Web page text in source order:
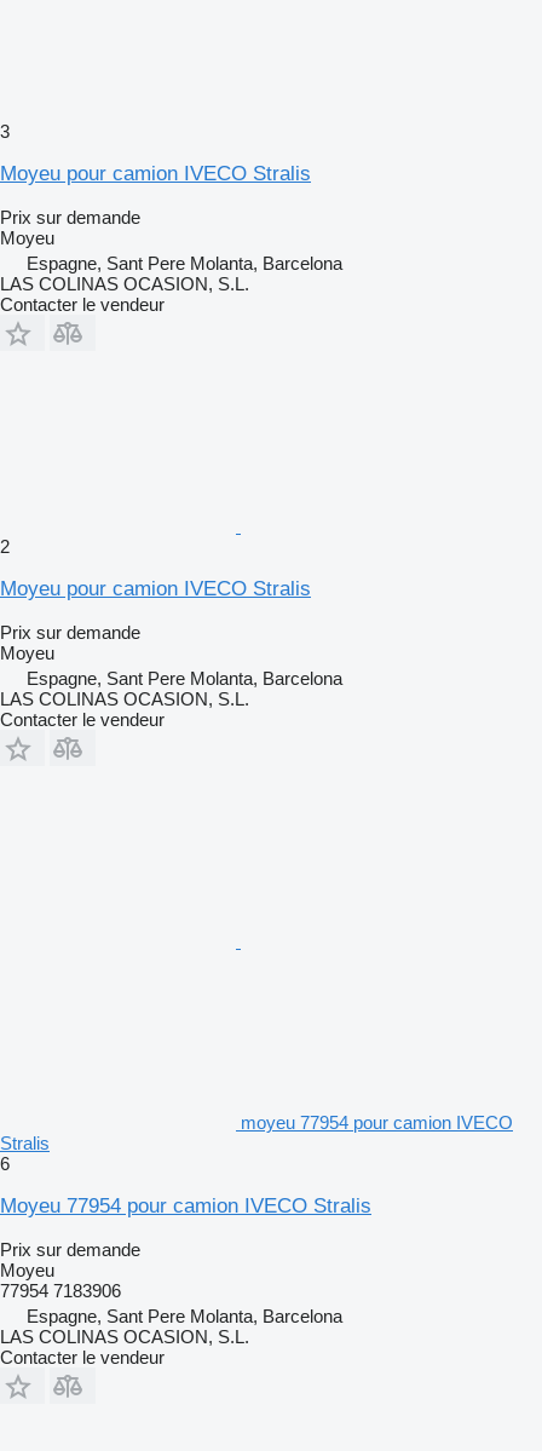
3
Moyeu pour camion IVECO Stralis
Prix sur demande
Moyeu
Espagne, Sant Pere Molanta, Barcelona
LAS COLINAS OCASION, S.L.
Contacter le vendeur
2
Moyeu pour camion IVECO Stralis
Prix sur demande
Moyeu
Espagne, Sant Pere Molanta, Barcelona
LAS COLINAS OCASION, S.L.
Contacter le vendeur
moyeu 77954 pour camion IVECO
Stralis
6
Moyeu 77954 pour camion IVECO Stralis
Prix sur demande
Moyeu
77954 7183906
Espagne, Sant Pere Molanta, Barcelona
LAS COLINAS OCASION, S.L.
Contacter le vendeur